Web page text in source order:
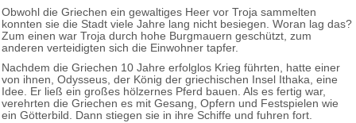
Obwohl die Griechen ein gewaltiges Heer vor Troja sammelten
konnten sie die Stadt viele Jahre lang nicht besiegen. Woran lag das?
Zum einen war Troja durch hohe Burgmauern geschützt, zum
anderen verteidigten sich die Einwohner tapfer.
Nachdem die Griechen 10 Jahre erfolglos Krieg führten, hatte einer
von ihnen, Odysseus, der König der griechischen Insel Ithaka, eine
Idee. Er ließ ein großes hölzernes Pferd bauen. Als es fertig war,
verehrten die Griechen es mit Gesang, Opfern und Festspielen wie
ein Götterbild. Dann stiegen sie in ihre Schiffe und fuhren fort.